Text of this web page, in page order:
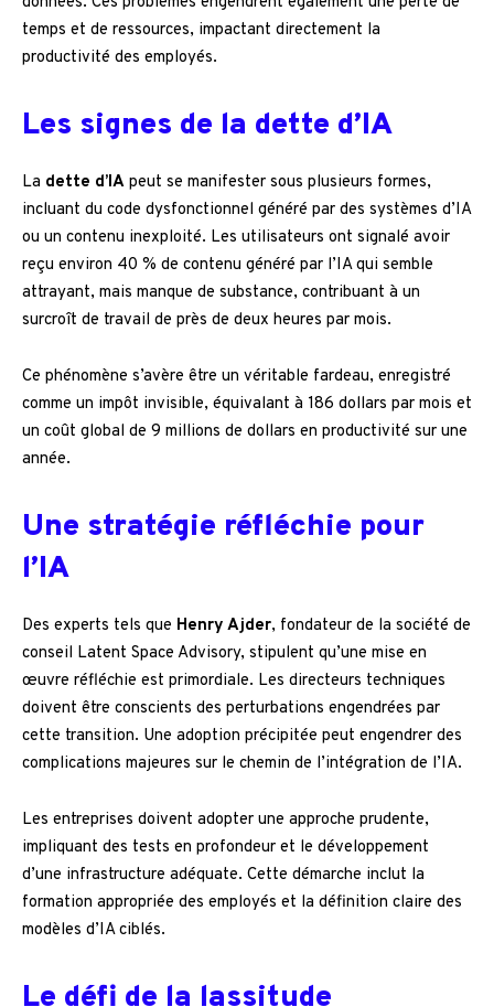
temps et de ressources, impactant directement la
productivité des employés.
Les signes de la dette d’IA
La dette d’IA peut se manifester sous plusieurs formes,
incluant du code dysfonctionnel généré par des systèmes d’IA
ou un contenu inexploité. Les utilisateurs ont signalé avoir
reçu environ 40 % de contenu généré par l’IA qui semble
attrayant, mais manque de substance, contribuant à un
surcroît de travail de près de deux heures par mois.
Ce phénomène s’avère être un véritable fardeau, enregistré
comme un impôt invisible, équivalant à 186 dollars par mois et
un coût global de 9 millions de dollars en productivité sur une
année.
Une stratégie réfléchie pour
l’IA
Des experts tels que Henry Ajder, fondateur de la société de
conseil Latent Space Advisory, stipulent qu’une mise en
œuvre réfléchie est primordiale. Les directeurs techniques
doivent être conscients des perturbations engendrées par
cette transition. Une adoption précipitée peut engendrer des
complications majeures sur le chemin de l’intégration de l’IA.
Les entreprises doivent adopter une approche prudente,
impliquant des tests en profondeur et le développement
d’une infrastructure adéquate. Cette démarche inclut la
formation appropriée des employés et la définition claire des
modèles d’IA ciblés.
Le défi de la lassitude